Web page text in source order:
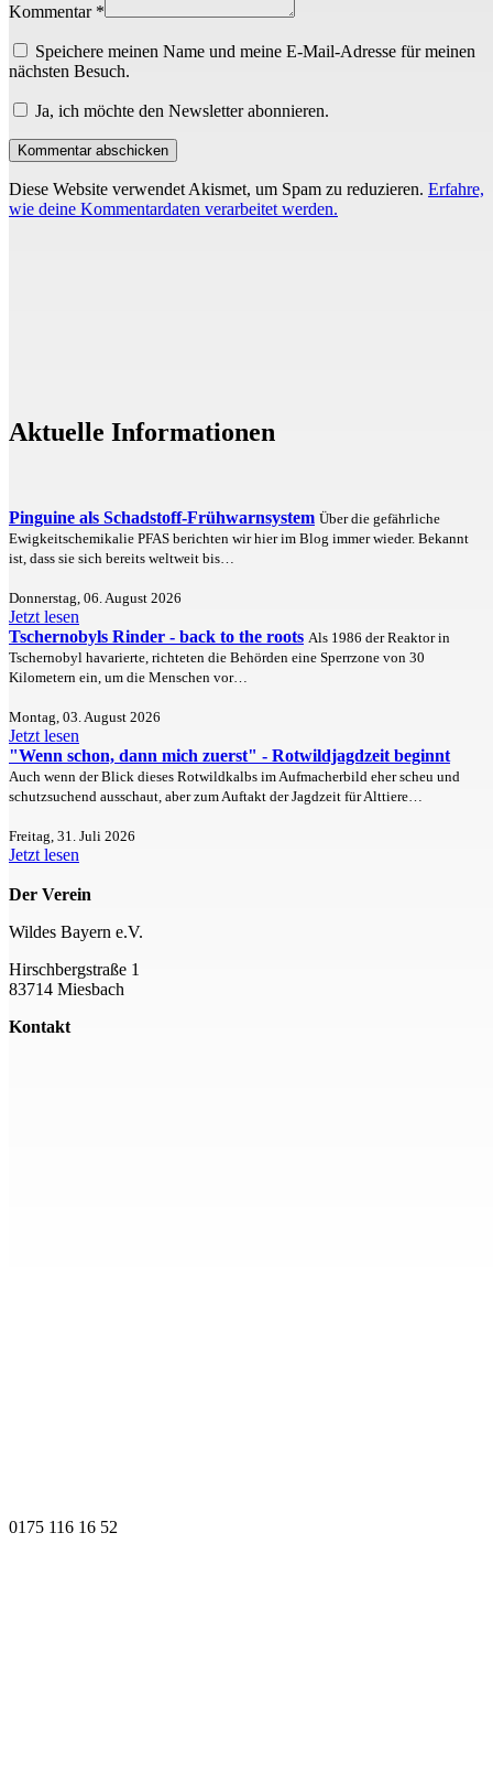
Kommentar *
Speichere meinen Name und meine E-Mail-Adresse für meinen
nächsten Besuch.
Ja, ich möchte den Newsletter abonnieren.
Diese Website verwendet Akismet, um Spam zu reduzieren. Erfahre,
wie deine Kommentardaten verarbeitet werden.
Aktuelle Informationen
Pinguine als Schadstoff-Frühwarnsystem Über die gefährliche
Ewigkeitschemikalie PFAS berichten wir hier im Blog immer wieder. Bekannt
ist, dass sie sich bereits weltweit bis…
Donnerstag, 06. August 2026
Jetzt lesen
Tschernobyls Rinder - back to the roots Als 1986 der Reaktor in
Tschernobyl havarierte, richteten die Behörden eine Sperrzone von 30
Kilometern ein, um die Menschen vor…
Montag, 03. August 2026
Jetzt lesen
"Wenn schon, dann mich zuerst" - Rotwildjagdzeit beginnt
Auch wenn der Blick dieses Rotwildkalbs im Aufmacherbild eher scheu und
schutzsuchend ausschaut, aber zum Auftakt der Jagdzeit für Alttiere…
Freitag, 31. Juli 2026
Jetzt lesen
Der Verein
Wildes Bayern e.V.
Hirschbergstraße 1
83714 Miesbach
Kontakt
0175 116 16 52